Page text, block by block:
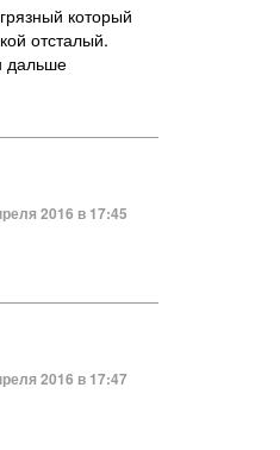
который
отсталый.
дальше
2016 в 17:45
2016 в 17:47